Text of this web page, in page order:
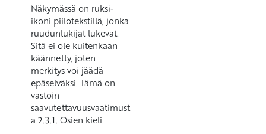
Näkymässä on ruksi-
ikoni piilotekstillä, jonka
ruudunlukijat lukevat.
Sitä ei ole kuitenkaan
käännetty, joten
merkitys voi jäädä
epäselväksi. Tämä on
vastoin
saavutettavuusvaatimust
a 2.3.1. Osien kieli.